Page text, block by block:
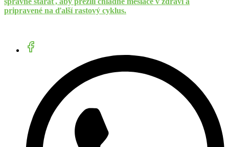
pripravené na ďalší rastový cyklus.